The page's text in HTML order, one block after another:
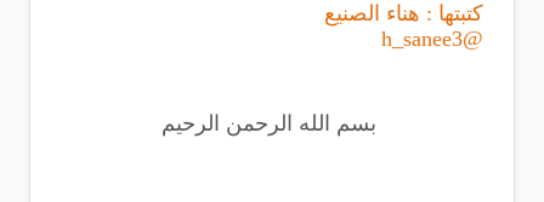
كتبتها : هناء الصنيع
@h_sanee3
بسم الله الرحمن الرحيم